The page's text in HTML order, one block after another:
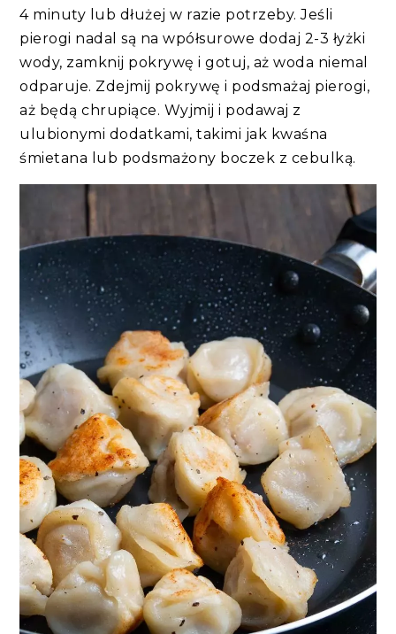
4 minuty lub dłużej w razie potrzeby. Jeśli
pierogi nadal są na wpółsurowe dodaj 2-3 łyżki
wody, zamknij pokrywę i gotuj, aż woda niemal
odparuje. Zdejmij pokrywę i podsmażaj pierogi,
aż będą chrupiące. Wyjmij i podawaj z
ulubionymi dodatkami, takimi jak kwaśna
śmietana lub podsmażony boczek z cebulką.